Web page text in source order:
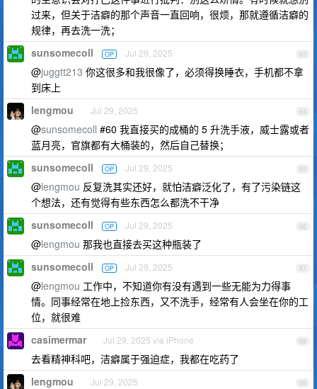
过来，但关于洁癖的那个声音一直回响，很烦，那就遵循洁癖的
规律，再去洗一洗；
63
sunsomecoll OP Jul 29, 2025
@juggtt213 你这很多和我很像了，必须得换睡衣，手机都不拿
到床上
64
lengmou Jul 29, 2025
@sunsomecoll #60 我直接买的成桶的 5 升洗手液，威士露或者
蓝月亮，官旗都有大桶装的，然后自己替换；
65
sunsomecoll OP Jul 29, 2025
@lengmou 反复洗其实还好，就怕洁癖泛化了，有了污染链这
个想法，还有觉得有些东西怎么都洗不干净
66
sunsomecoll OP Jul 29, 2025
@lengmou 那我也直接去买这种瓶装了
67
sunsomecoll OP Jul 29, 2025
@lengmou 工作中，不知道你有没有遇到一些无能为力得事
情。同事经常在地上捡东西，又不洗手，经常有人会坐在你的工
位，就很难
68
casimermar Jul 29, 2025 via iPhone
去看精神科吧，洁癖属于强迫症，我都在吃药了
69
lengmou Jul 29, 2025